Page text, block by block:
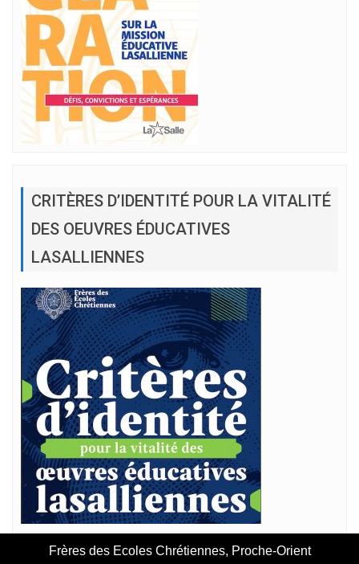
CRITÈRES D’IDENTITÉ POUR LA VITALITÉ
DES OEUVRES ÉDUCATIVES
LASALLIENNES
Frères des Ecoles Chrétiennes, Proche-Orient